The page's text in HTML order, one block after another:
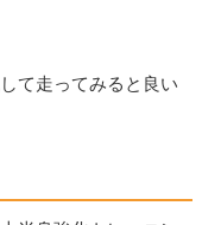
て走ってみると良い